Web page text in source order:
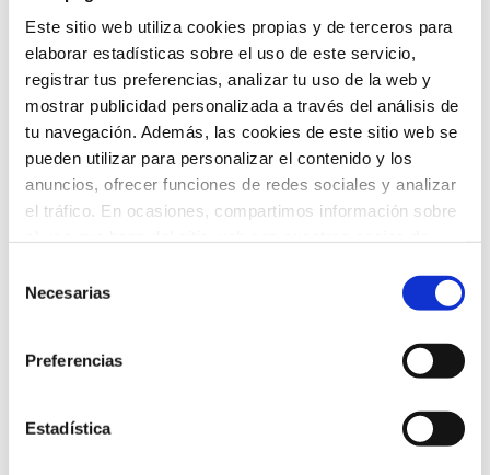
Este sitio web utiliza cookies propias y de terceros para
elaborar estadísticas sobre el uso de este servicio,
registrar tus preferencias, analizar tu uso de la web y
mostrar publicidad personalizada a través del análisis de
tu navegación. Además, las cookies de este sitio web se
pueden utilizar para personalizar el contenido y los
anuncios, ofrecer funciones de redes sociales y analizar
el tráfico. En ocasiones, compartimos información sobre
ubicados en países fuera del EEE, quienes pueden
proporcionado o que hayan recopilado a partir del uso
que hayas hecho de sus servicios.
su uso indicando a continuación tus preferencias.
Puedes obtener más información sobre el uso de cookies
Necesarias
Preferencias
Estadística